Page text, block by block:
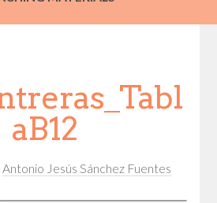
aB12
Antonio Jesús Sánchez Fuentes